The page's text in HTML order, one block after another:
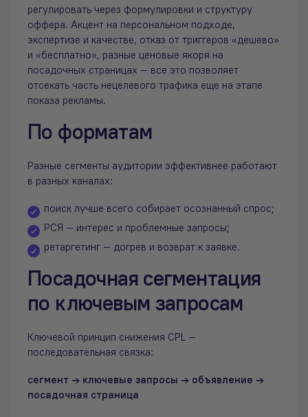
регулировать через формулировки и структуру
оффера. Акцент на персональном подходе,
экспертизе и качестве, отказ от триггеров «дешево»
и «бесплатно», разные ценовые якоря на
посадочных страницах — все это позволяет
отсекать часть нецелевого трафика еще на этапе
показа рекламы.
По форматам
Разные сегменты аудитории эффективнее работают
в разных каналах:
поиск лучше всего собирает осознанный спрос;
РСЯ — интерес и проблемные запросы;
ретаргетинг — догрев и возврат к заявке.
Посадочная сегментация
по ключевым запросам
Ключевой принцип снижения CPL —
последовательная связка:
сегмент → ключевые запросы → объявление →
посадочная страница